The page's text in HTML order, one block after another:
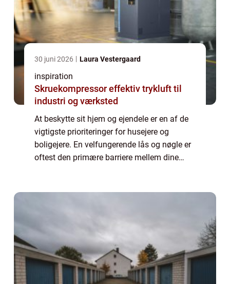
30 juni 2026 Laura Vestergaard
inspiration
Skruekompressor effektiv trykluft til
industri og værksted
At beskytte sit hjem og ejendele er en af de
vigtigste prioriteringer for husejere og
boligejere. En velfungerende lås og nøgle er
oftest den primære barriere mellem dine